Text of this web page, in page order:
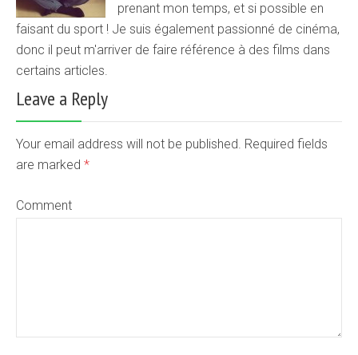
prenant mon temps, et si possible en
faisant du sport ! Je suis également passionné de cinéma,
donc il peut m'arriver de faire référence à des films dans
certains articles.
Leave a Reply
Your email address will not be published. Required fields
are marked *
Comment